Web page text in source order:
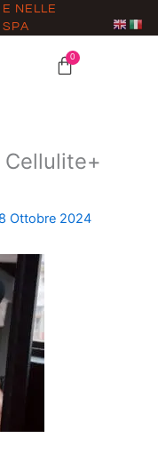
NELLE
SPA
0
CARRELLO
Cellulite+
Ottobre 2024